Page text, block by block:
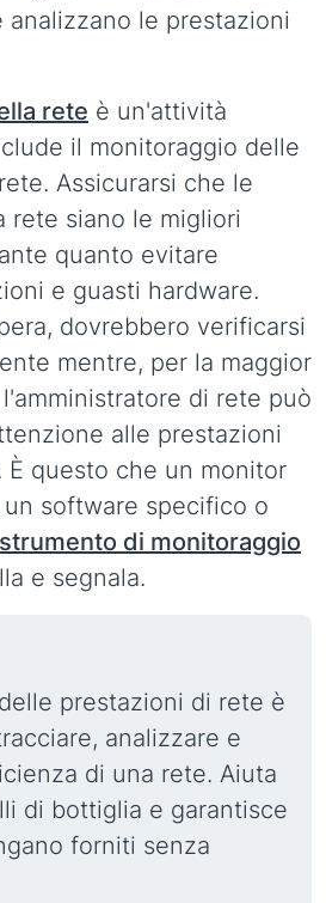
le prestazioni
rete è un'attività
il monitoraggio delle
Assicurarsi che le
rete siano le migliori
quanto evitare
e guasti hardware.
dovrebbero verificarsi
mentre, per la maggior
di rete può
alle prestazioni
questo che un monitor
software specifico o
strumento di monitoraggio
e segnala.
prestazioni di rete è
analizzare e
di una rete. Aiuta
di bottiglia e garantisce
forniti senza